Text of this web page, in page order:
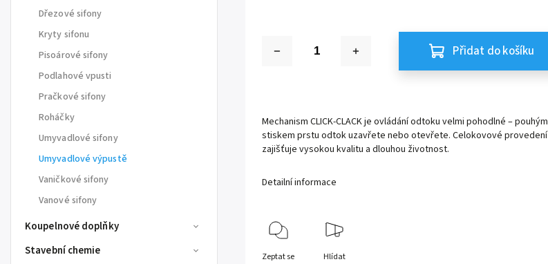
Dřezové sifony
Kryty sifonu
Pisoárové sifony
Podlahové vpusti
Pračkové sifony
Roháčky
Umyvadlové sifony
Umyvadlové výpustě
Vaničkové sifony
Vanové sifony
Koupelnové doplňky
Stavební chemie
Přidat do košíku
Mechanism CLICK-CLACK je ovládání odtoku velmi pohodlné – pouhým
stiskem prstu odtok uzavřete nebo otevřete. Celokovové provedení
zajišťuje vysokou kvalitu a dlouhou životnost.
Detailní informace
Zeptat se Hlídat